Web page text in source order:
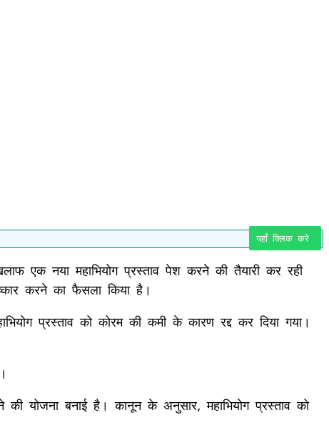
यहाँ क्लिक करे
एक नया महाभियोग प्रस्ताव पेश करने की तैयारी कर रही
करने का फैसला किया है।
प्रस्ताव को कोरम की कमी के कारण रद्द कर दिया गया।
योजना बनाई है। कानून के अनुसार, महाभियोग प्रस्ताव को